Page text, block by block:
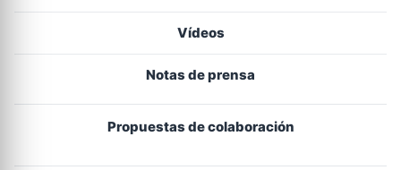
Vídeos
Notas de prensa
Propuestas de colaboración